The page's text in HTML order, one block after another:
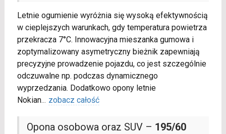
Letnie ogumienie wyróżnia się wysoką efektywnością
w cieplejszych warunkach, gdy temperatura powietrza
przekracza 7°C. Innowacyjna mieszanka gumowa i
zoptymalizowany asymetryczny bieżnik zapewniają
precyzyjne prowadzenie pojazdu, co jest szczególnie
odczuwalne np. podczas dynamicznego
wyprzedzania. Dodatkowo opony letnie
Nokian... zobacz całość
Opona osobowa oraz SUV – 195/60